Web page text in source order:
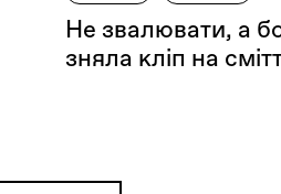
Не звалювати, а
зняла кліп на